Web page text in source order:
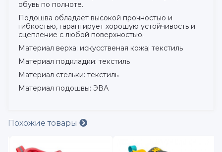
обувь по полноте.
Подошва обладает высокой прочностью и
гибкостью, гарантирует хорошую устойчивость и
сцепление с любой поверхностью.
Материал верха: искусственая кожа; текстиль
Материал подкладки: текстиль
Материал стельки: текстиль
Материал подошвы: ЭВА
Похожие товары